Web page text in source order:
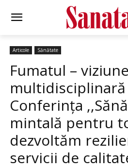
Articole Sănătate
Fumatul – viziune
Conferința
mintală pentru
dezvoltăm
servicii de